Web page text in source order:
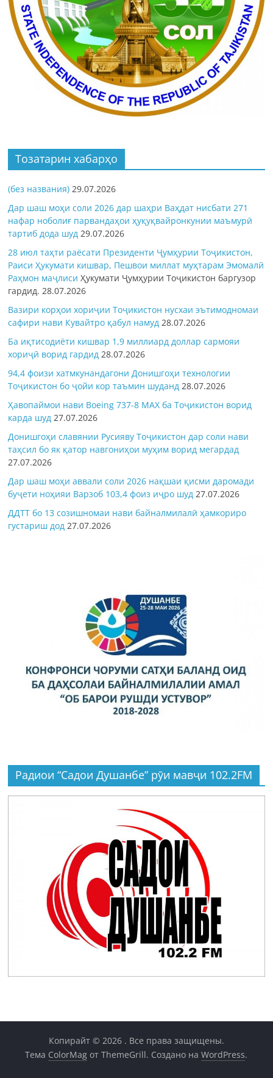
Тозатарин хабарҳо
(без названия) 29.07.2026
Дар шаш моҳи соли 2026 дар шаҳри Ваҳдат нисбати 271
нафар ноболиғ парвандаҳои ҳуқуқвайронкунии маъмурӣ
тартиб дода шуд 29.07.2026
28 июл таҳти раёсати Президенти Ҷумҳурии Тоҷикистон,
Раиси Ҳукумати кишвар, Пешвои миллат муҳтарам Эмомалӣ
Раҳмон маҷлисиҲукумати Ҷумҳурии Тоҷикистон баргузор
гардид. 28.07.2026
Вазири корҳои хориҷии Тоҷикистон нусхаи эътимодномаи
сафири нави Кувайтро қабул намуд 28.07.2026
Ба иқтисодиёти кишвар 1,9 миллиард доллар сармояи
хориҷӣ ворид гардид 28.07.2026
94,4 фоизи хатмкунандагони Донишгоҳи технологии
Тоҷикистон бо ҷойи кор таъмин шуданд 28.07.2026
Ҳавопаймои нави Boeing 737-8 MAX ба Тоҷикистон ворид
карда шуд 27.07.2026
Донишгоҳи славянии Русияву Тоҷикистон дар соли нави
таҳсил бо як қатор навгониҳои муҳим ворид мегардад
27.07.2026
Дар шаш моҳи аввали соли 2026 нақшаи қисми даромади
буҷети ноҳияи Варзоб 103,4 фоиз иҷро шуд 27.07.2026
ДДТТ бо 13 созишномаи нави байналмилалӣ ҳамкориро
густариш дод 27.07.2026
Радиои “Садои Душанбе” рӯи мавҷи 102.2FM
Копирайт © 2026 . Все права защищены.
Тема ColorMag от ThemeGrill. Создано наWordPress.